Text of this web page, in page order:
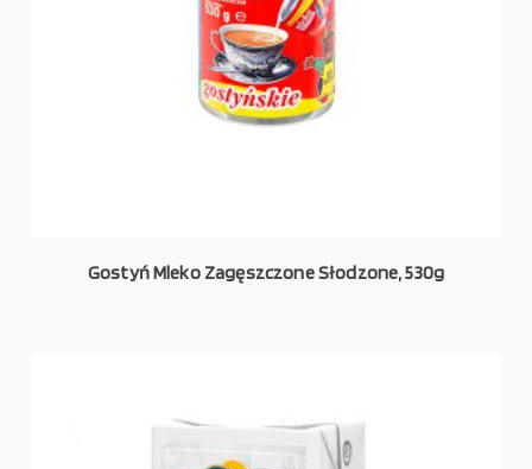
Gostyń Mleko Zagęszczone Słodzone, 530g